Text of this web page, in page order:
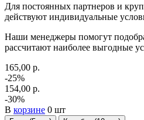
Для постоянных партнеров и
действуют индивидуальные
Наши менеджеры помогут
рассчитают наиболее выгодные
165,00 р.
-25%
154,00 р.
-30%
В корзине 0 шт